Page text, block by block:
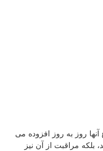
در سال 2023 درحال افزایش هستند و به تنوع آنها روز به روز افزوده می
مراقبت از آن نیز